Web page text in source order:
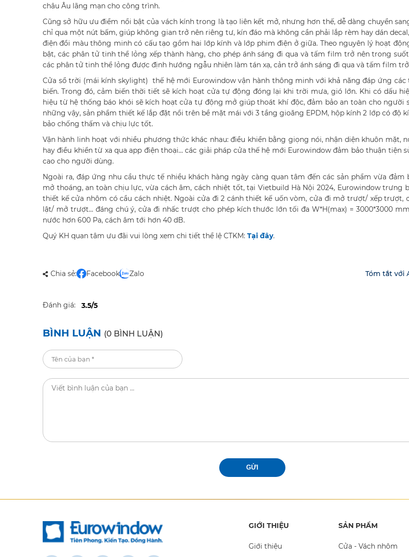
châu Âu lãng mạn cho công trình.
Cũng sở hữu ưu điểm nổi bật của vách kính trong là tạo liên kết mở, nhưng hơn thế, dễ dàng chuyển
chỉ qua một nút bấm, giúp không gian trở nên riêng tư, kín đáo mà không cần phải lắp rèm hay dán
điện đổi màu thông minh có cấu tạo gồm hai lớp kính và lớp phim điện ở giữa. Theo nguyên lý hoạt
bật, các phân tử tinh thể lỏng xếp thành hàng, cho phép ánh sáng đi qua và tấm film trở nên trong
các phân tử tinh thể lỏng được định hướng ngẫu nhiên làm tán xạ, cản trở ánh sáng đi qua và tấm film
Cửa sổ trời (mái kính skylight) thế hệ mới Eurowindow vận hành thông minh với khả năng đáp ứng
biến. Trong đó, cảm biến thời tiết sẽ kích hoạt cửa tự động đóng lại khi trời mưa, gió lớn. Khi có dấu
hiệu từ hệ thống báo khói sẽ kích hoạt cửa tự động mở giúp thoát khí độc, đảm bảo an toàn cho người
những vậy, sản phẩm thiết kế lắp đặt nổi trên bề mặt mái với 3 tầng gioăng EPDM, hộp kính 2 lớp có độ
bảo chống thấm và chịu lực tốt.
Vận hành linh hoạt với nhiều phương thức khác nhau: điều khiển bằng giọng nói, nhận diện khuôn mặt,
hay điều khiển từ xa qua app điện thoại… các giải pháp cửa thế hệ mới Eurowindow đảm bảo thuận tiện
cao cho người dùng.
Ngoài ra, đáp ứng nhu cầu thực tế nhiều khách hàng ngày càng quan tâm đến các sản phẩm vừa đảm
mở thoáng, an toàn chịu lực, vừa cách âm, cách nhiệt tốt, tại Vietbuild Hà Nội 2024, Eurowindow trưng
thiết kế cửa nhôm có cầu cách nhiệt. Ngoài cửa đi 2 cánh thiết kế uốn vòm, cửa đi mở trượt/ xếp trượt,
lật/ mở trượt… đáng chú ý, cửa đi nhấc trượt cho phép kích thước lớn tối đa W*H(max) = 3000*3000
nước hơn 600 Pa, cách âm tới hơn 40 dB.
Quý KH quan tâm ưu đãi vui lòng xem chi tiết thể lệ CTKM: Tại đây.
Chia sẻ: Facebook Zalo Tóm tắt với
Đánh giá: 3.5/5
BÌNH LUẬN (0 BÌNH LUẬN)
GỬI
GIỚI THIỆU
Giới thiệu
SẢN PHẨM
Cửa - Vách nhôm